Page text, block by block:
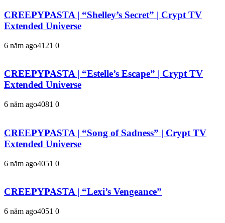
CREEPYPASTA | “Shelley’s Secret” | Crypt TV
Extended Universe
6 năm ago4121 0
CREEPYPASTA | “Estelle’s Escape” | Crypt TV
Extended Universe
6 năm ago4081 0
CREEPYPASTA | “Song of Sadness” | Crypt TV
Extended Universe
6 năm ago4051 0
CREEPYPASTA | “Lexi’s Vengeance”
6 năm ago4051 0